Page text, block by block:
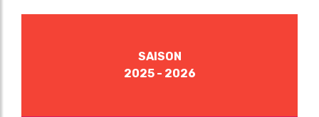
SAISON
2025 - 2026